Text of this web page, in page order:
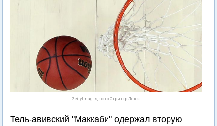
GettyImages, фото Стритер Лекка
Тель-авивский "Маккаби" одержал вторую